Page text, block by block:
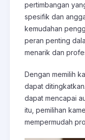
pertimbangan
spesifik dan
kemudahan
peran penting
menarik dan
Dengan memilih
dapat
dapat mencapai
itu, pemilihan
mempermudah